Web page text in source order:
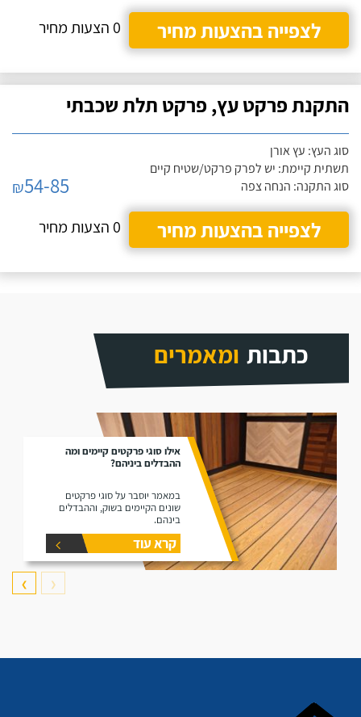
לצפייה בהצעות מחיר
0 הצעות מחיר
התקנת פרקט עץ, פרקט תלת שכבתי
סוג העץ: עץ אורן
תשתית קיימת: יש לפרק פרקט/שטיח קיים
סוג התקנה: הנחה צפה
₪54-85
לצפייה בהצעות מחיר
0 הצעות מחיר
כתבות ומאמרים
אילו סוגי פרקטים קיימים ומה
ההבדלים ביניהם?
במאמר יוסבר על סוגי פרקטים
שונים הקיימים בשוק, וההבדלים
בינהם.
קרא עוד
❮
❯